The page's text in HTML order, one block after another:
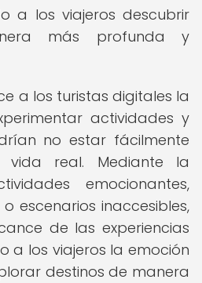
a los viajeros descubrir
más profunda y
a los turistas digitales la
actividades y
no estar fácilmente
vida real. Mediante la
emocionantes,
escenarios inaccesibles,
de las experiencias
a los viajeros la emoción
destinos de manera